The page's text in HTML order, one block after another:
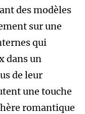
des modèles
sur une
qui
dans un
de leur
une touche
romantique